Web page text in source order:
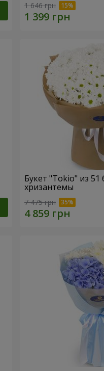
1 646 грн
Букет "Tokio" из 51
хризантемы
7 475 грн